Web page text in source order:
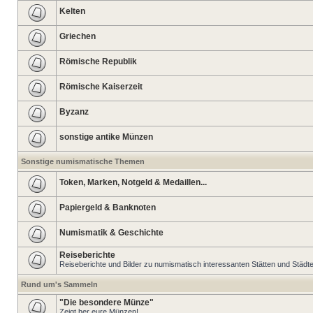
Kelten
Griechen
Römische Republik
Römische Kaiserzeit
Byzanz
sonstige antike Münzen
Sonstige numismatische Themen
Token, Marken, Notgeld & Medaillen...
Papiergeld & Banknoten
Numismatik & Geschichte
Reiseberichte
Reiseberichte und Bilder zu numismatisch interessanten Stätten und
Rund um's Sammeln
"Die besondere Münze"